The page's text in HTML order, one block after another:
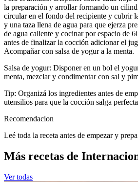
la preparación y arrollar formando un
circular en el fondo del recipiente y cubrir
y una taza llena de agua para que ejerza
de agua caliente y cocinar por espacio de
antes de finalizar la cocción adicionar el
Acompañar con salsa de yogur a la menta.
Salsa de yogur: Disponer en un bol el
menta, mezclar y condimentar con sal y
Tip: Organizá los ingredientes antes de
utensilios para que la cocción salga
Recomendacion
Leé toda la receta antes de empezar y
Más recetas de
Ver todas